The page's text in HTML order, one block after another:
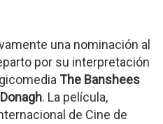
una nominación al
por su interpretación
The Banshees
. La película,
de Cine de